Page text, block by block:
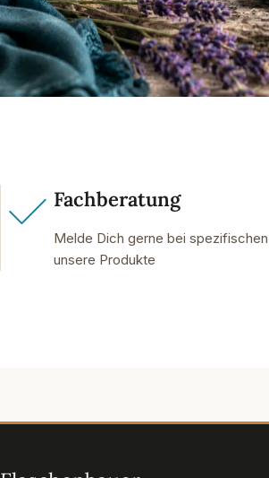
Fachberatung
Melde Dich gerne bei
unsere Produkte